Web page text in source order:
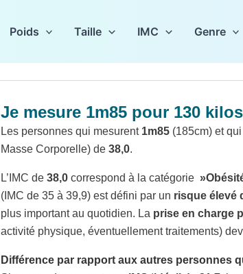
Poids Taille IMC Genre
Je mesure 1m85 pour 130 kilos
Les personnes qui mesurent 1m85 (185cm) et
Masse Corporelle) de 38,0.
L’IMC de 38,0 correspond à la catégorie
(IMC de 35 à 39,9) est défini par un risque élevé
plus important au quotidien. La prise en charge
activité physique, éventuellement traitements)
Différence par rapport aux autres personnes